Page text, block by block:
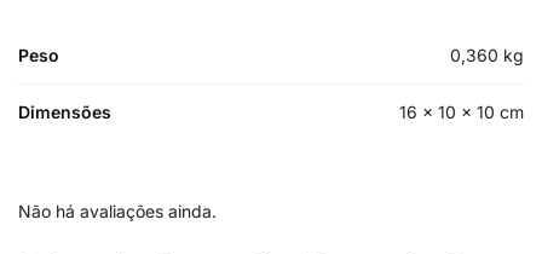
Peso 0,360 kg
Dimensões 16 × 10 × 10 cm
Não há avaliações ainda.